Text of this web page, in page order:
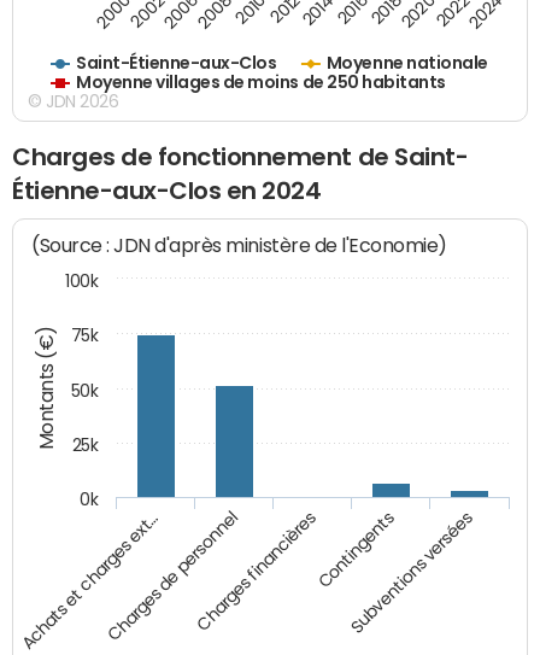
Saint-Étienne-aux-Clos
Moyenne nationale
Moyenne villages de moins de 250 habitants
200020022006200820102012201420162018202020222024
© JDN 2026
Charges de fonctionnement de Saint-
Étienne-aux-Clos en 2024
Montants (€)
(Source : JDN d'après ministère de l'Economie)
Achats et charges ext…Charges de personnelCharges financièresContingents
Subventions versées
0k
25k
50k
75k
100k